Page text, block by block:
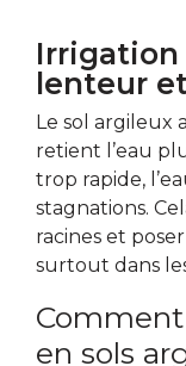
Irrigation
lenteur
Le sol
retient l’eau
trop rapide,
stagnations.
racines et
surtout dans
en sols